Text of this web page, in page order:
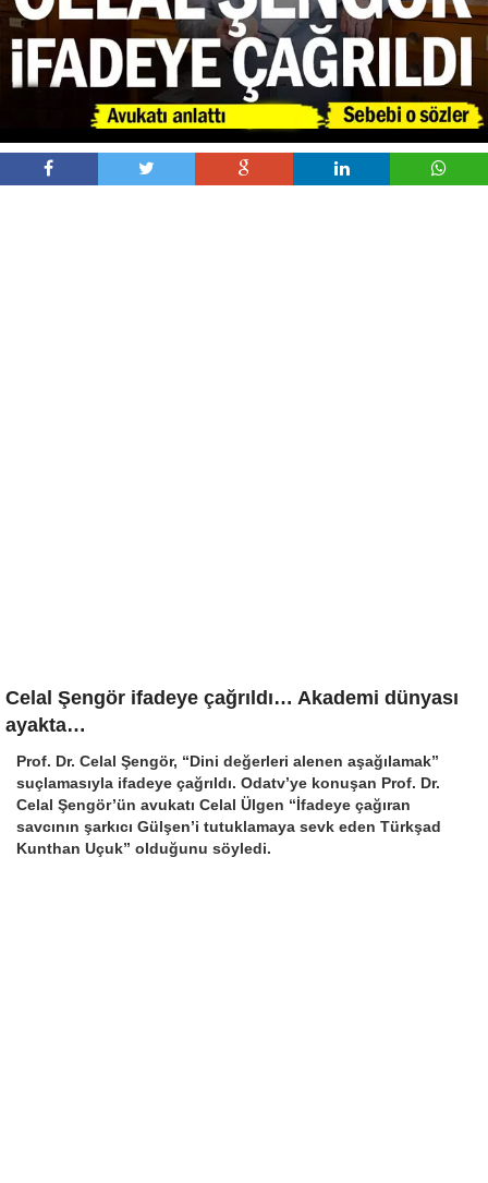
Celal Şengör ifadeye çağrıldı… Akademi dünyası
ayakta…
Prof. Dr. Celal Şengör, “Dini değerleri alenen aşağılamak”
suçlamasıyla ifadeye çağrıldı. Odatv’ye konuşan Prof. Dr.
Celal Şengör’ün avukatı Celal Ülgen “İfadeye çağıran
savcının şarkıcı Gülşen’i tutuklamaya sevk eden Türkşad
Kunthan Uçuk” olduğunu söyledi.